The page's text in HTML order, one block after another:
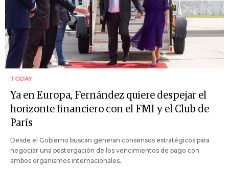
TODAY
Ya en Europa, Fernández quiere despejar el
horizonte financiero con el FMI y el Club de
París
Desde el Gobierno buscan generan consensos estratégicos para
negociar una postergación de los vencimientos de pago con
ambos organismos internacionales.